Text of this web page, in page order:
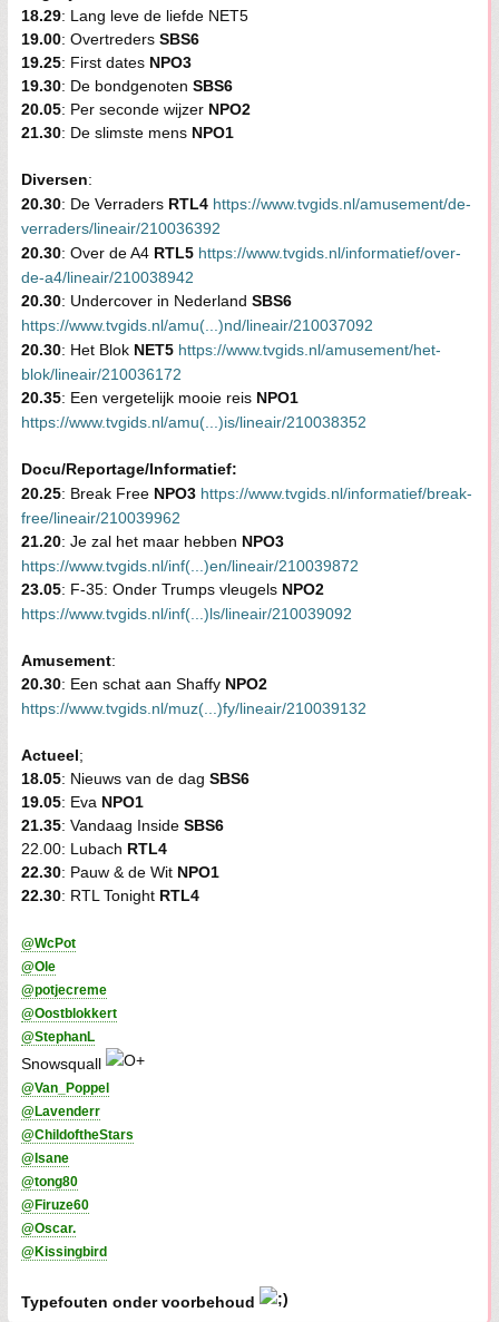
18.29: Lang leve de liefde NET5
19.00: Overtreders SBS6
19.25: First dates NPO3
19.30: De bondgenoten SBS6
20.05: Per seconde wijzer NPO2
21.30: De slimste mens NPO1
Diversen:
20.30: De Verraders RTL4 https://www.tvgids.nl/amusement/de-
verraders/lineair/210036392
20.30: Over de A4 RTL5 https://www.tvgids.nl/informatief/over-
de-a4/lineair/210038942
20.30: Undercover in Nederland SBS6
https://www.tvgids.nl/amu(...)nd/lineair/210037092
20.30: Het Blok NET5 https://www.tvgids.nl/amusement/het-
blok/lineair/210036172
20.35: Een vergetelijk mooie reis NPO1
https://www.tvgids.nl/amu(...)is/lineair/210038352
Docu/Reportage/Informatief:
20.25: Break Free NPO3 https://www.tvgids.nl/informatief/break-
free/lineair/210039962
21.20: Je zal het maar hebben NPO3
https://www.tvgids.nl/inf(...)en/lineair/210039872
23.05: F-35: Onder Trumps vleugels NPO2
https://www.tvgids.nl/inf(...)ls/lineair/210039092
Amusement:
20.30: Een schat aan Shaffy NPO2
https://www.tvgids.nl/muz(...)fy/lineair/210039132
Actueel;
18.05: Nieuws van de dag SBS6
19.05: Eva NPO1
21.35: Vandaag Inside SBS6
22.00: Lubach RTL4
22.30: Pauw & de Wit NPO1
22.30: RTL Tonight RTL4
@WcPot
@Ole
@potjecreme
@Oostblokkert
@StephanL
Snowsquall
@Van_Poppel
@Lavenderr
@ChildoftheStars
@Isane
@tong80
@Firuze60
@Oscar.
@Kissingbird
Typefouten onder voorbehoud